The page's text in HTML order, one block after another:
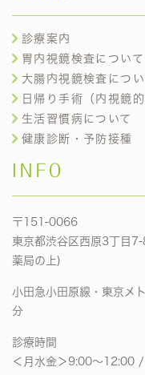
診療案内
胃内視鏡検査について
大腸内視鏡検査につい
日帰り手術（内視鏡
生活習慣病について
健康診断・予防接種
INFO
〒151-0066
東京都渋谷区西原3丁目
薬局の上)
小田急小田原線・東京メ
分
診療時間
＜月水金＞9:00〜12:00